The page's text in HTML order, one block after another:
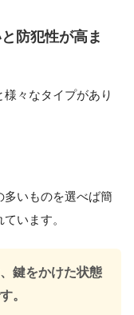
防犯性が高ま
様々なタイプがあり
多いものを選べば簡
います。
鍵をかけた状態
。